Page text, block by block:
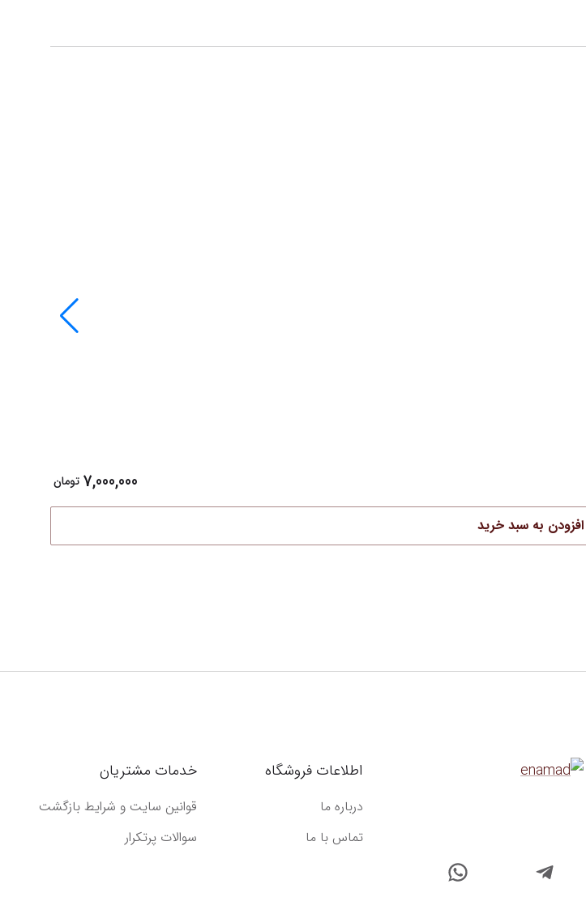
7,000,000 تومان
افزودن به سبد خرید
اطلاعات فروشگاه
درباره ما
تماس با ما
خدمات مشتریان
قوانین سایت و شرایط بازگشت
سوالات پرتکرار